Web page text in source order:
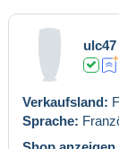
ulc47
Verkaufsland:
Sprache: